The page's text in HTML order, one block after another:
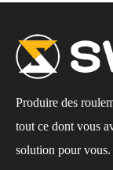
Produire des
tout ce dont vous
solution pour vous.